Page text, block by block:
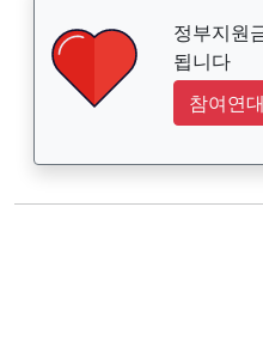
정부지원
됩니다
참여연